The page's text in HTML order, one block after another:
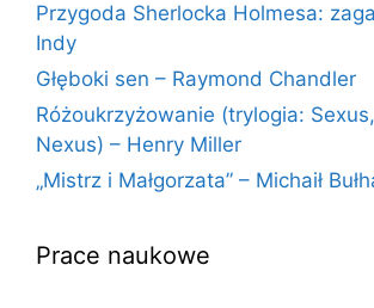
Przygoda Sherlocka Holmesa:
Indy
Głęboki sen – Raymond Chandler
Różoukrzyżowanie (trylogia:
Nexus) – Henry Miller
„Mistrz i Małgorzata” – Michaił
Prace naukowe